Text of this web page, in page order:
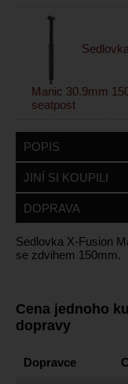
Manic 30.9mm
seatpost
POPIS
JINÍ SI KOUPILI
DOPRAVA
Sedlovka X-Fusion
se zdvihem 150mm.
Cena jednoho
dopravy
Dopravce